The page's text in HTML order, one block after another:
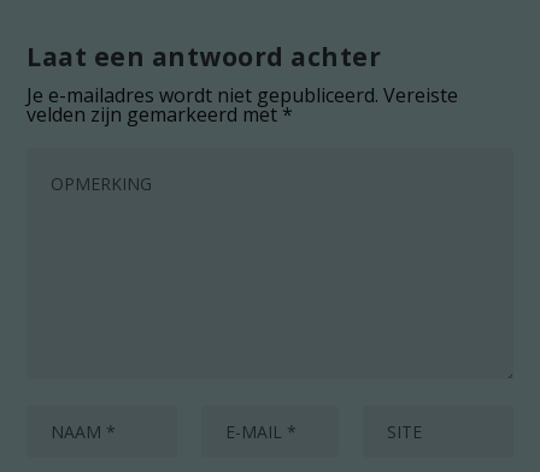
Laat een antwoord achter
Je e-mailadres wordt niet gepubliceerd. Vereiste
velden zijn gemarkeerd met*